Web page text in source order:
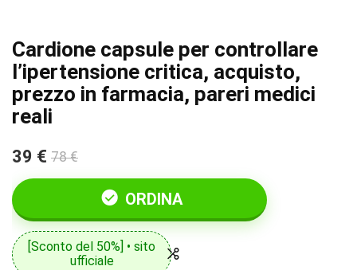
Cardione capsule per controllare
l’ipertensione critica, acquisto,
prezzo in farmacia, pareri medici
reali
39 € 78 €
ORDINA
[Sconto del 50%] • sito
ufficiale